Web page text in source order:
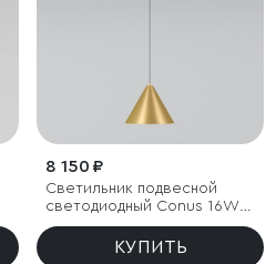
8 150 ₽
Светильник подвесной
светодиодный Conus 16W
3000K золотой
КУПИТЬ